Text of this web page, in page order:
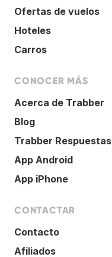
Ofertas de vuelos
Hoteles
Carros
CONOCER MÁS
Acerca de Trabber
Blog
Trabber Respuestas
App Android
App iPhone
CONTACTAR
Contacto
Afiliados